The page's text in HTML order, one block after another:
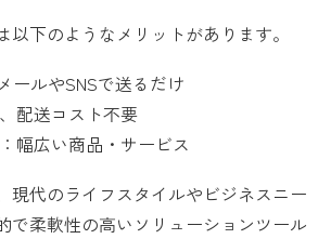
以下のようなメリットがあります。
ールやSNSで送るだけ
配送コスト不要
幅広い商品・サービス
現代のライフスタイルやビジネスニー
で柔軟性の高いソリューションツール